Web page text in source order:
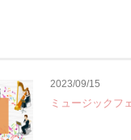
2023/09/15
ミュージックフ